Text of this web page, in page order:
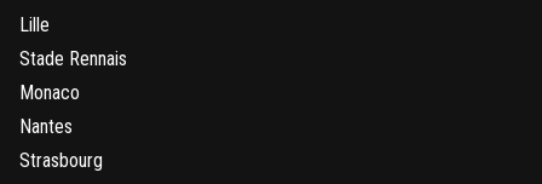
Lille
Stade Rennais
Monaco
Nantes
Strasbourg